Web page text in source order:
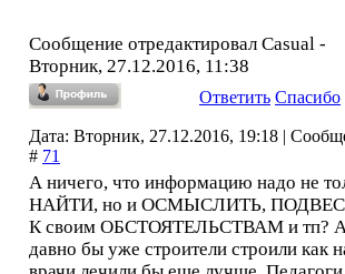
Сообщение отредактировал Casual -
Вторник, 27.12.2016, 11:38
Ответить Спасибо
Дата: Вторник, 27.12.2016, 19:18 |
# 71
А ничего, что информацию надо не
НАЙТИ, но и ОСМЫСЛИТЬ,
К своим ОБСТОЯТЕЛЬСТВАМ и тп?
давно бы уже строители строили как